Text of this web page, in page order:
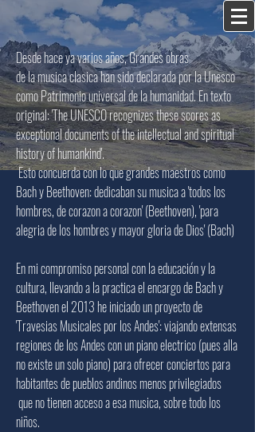
Desde hace ya varios años, Grandes obras
de la musica clasica han sido declarada por la Unesco
como Patrimonio universal de la humanidad. En texto
original: 'The UNESCO recognizes these scores as
exceptional documents of the intellectual and spiritual
history of humankind'.
Esto concuerda con lo que grandes maestros como
Bach y Beethoven: dedicaban su musica a 'todos los
hombres, de corazon a corazon' (Beethoven), 'para
alegria de los hombres y mayor gloria de Dios' (Bach)
En mi compromiso personal con la educación y la
cultura, llevando a la practica el encargo de Bach y
Beethoven el 2013 he iniciado un proyecto de
'Travesias Musicales por los Andes': viajando extensas
regiones de los Andes con un piano electrico (pues alla
no existe un solo piano) para ofrecer conciertos para
habitantes de pueblos andinos menos privilegiados
que no tienen acceso a esa musica, sobre todo los
niños.